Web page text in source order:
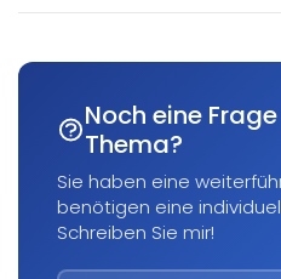
Noch eine
Thema?
Sie haben eine
benötigen eine
Schreiben Sie mir!